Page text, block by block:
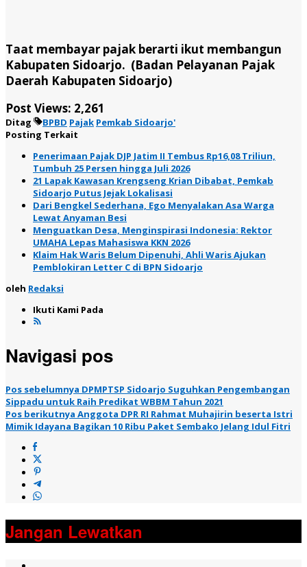
Taat membayar pajak berarti ikut membangun
Kabupaten Sidoarjo. (Badan Pelayanan Pajak
Daerah Kabupaten Sidoarjo)
Post Views: 2,261
Ditag BPBD Pajak Pemkab Sidoarjo'
Posting Terkait
Penerimaan Pajak DJP Jatim II Tembus Rp16,08 Triliun,
Tumbuh 25 Persen hingga Juli 2026
21 Lapak Kawasan Krengseng Krian Dibabat, Pemkab
Sidoarjo Putus Jejak Lokalisasi
Dari Bengkel Sederhana, Ego Menyalakan Asa Warga
Lewat Anyaman Besi
Menguatkan Desa, Menginspirasi Indonesia: Rektor
UMAHA Lepas Mahasiswa KKN 2026
Klaim Hak Waris Belum Dipenuhi, Ahli Waris Ajukan
Pemblokiran Letter C di BPN Sidoarjo
oleh Redaksi
Ikuti Kami Pada
Navigasi pos
Pos sebelumnya DPMPTSP Sidoarjo Suguhkan Pengembangan
Sippadu untuk Raih Predikat WBBM Tahun 2021
Pos berikutnya Anggota DPR RI Rahmat Muhajirin beserta Istri
Mimik Idayana Bagikan 10 Ribu Paket Sembako Jelang Idul Fitri
Jangan Lewatkan